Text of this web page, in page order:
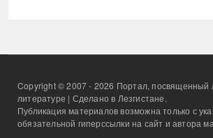
Copyright © 2007 - 2026 Портал, посвященный
литературе | Сделано в Лезгистане.
Публикация материалов возможна только с
обязательной гиперссылки на сайт и автора